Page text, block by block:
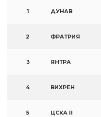
1 ДУНАВ
2 ФРАТРИЯ
3 ЯНТРА
4 ВИХРЕН
5 ЦСКА II